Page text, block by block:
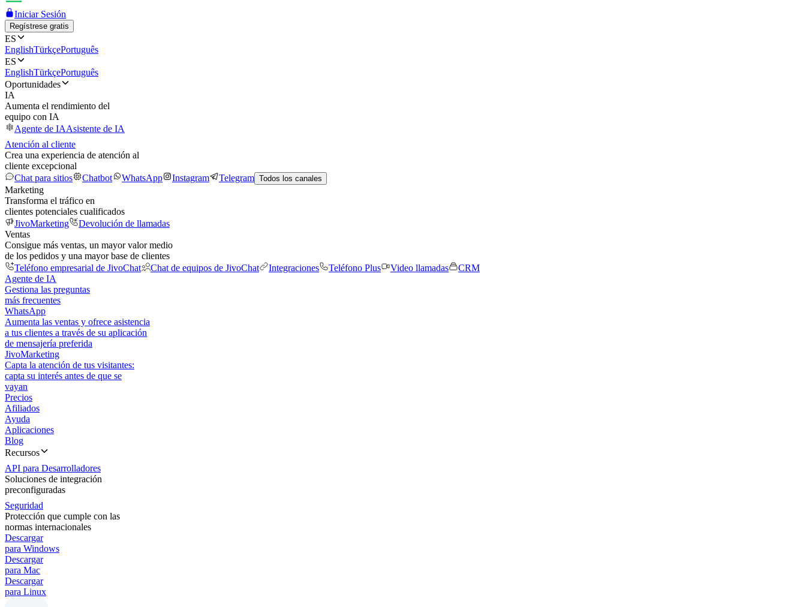
Iniciar Sesión
Regístrese gratis
ES
EnglishTürkçePortuguês
ES
EnglishTürkçePortuguês
Oportunidades
IA
Aumenta el rendimiento del
equipo con IA
Agente de IAAsistente de IA
Atención al cliente
Crea una experiencia de atención al
cliente excepcional
Chat para sitios
Chatbot WhatsApp Instagram Telegram Todos los canales
Marketing
Transforma el tráfico en
clientes potenciales cualificados
JivoMarketing
Devolución de llamadas
Ventas
Consigue más ventas, un mayor valor medio
de los pedidos y una mayor base de clientes
Teléfono empresarial de JivoChat
Chat de equipos de JivoChat Integraciones Teléfono Plus Video llamadas
CRM
Agente de IA
Gestiona las preguntas
más frecuentes
WhatsApp
Aumenta las ventas y ofrece asistencia
a tus clientes a través de su aplicación
de mensajería preferida
JivoMarketing
Capta la atención de tus visitantes:
capta su interés antes de que se
vayan
Precios
Afiliados
Ayuda
Aplicaciones
Blog
Recursos
API para Desarrolladores
Soluciones de integración
preconfiguradas
Seguridad
Protección que cumple con las
normas internacionales
Descargar
para Windows
Descargar
para Mac
Descargar
para Linux